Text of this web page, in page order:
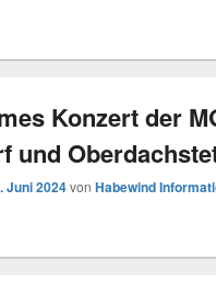
mit Herz und Stimme
Konzert der
und
Juni 2024von Habewind
der MGVs